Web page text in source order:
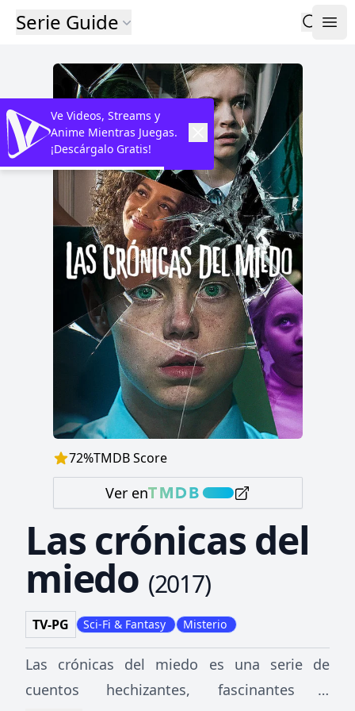
Serie Guide
72%TMDB Score
Ver en
Las crónicas del
miedo (2017)
TV-PG Sci-Fi & Fantasy Misterio
Las crónicas del miedo es una serie de
cuentos hechizantes, fascinantes e
Ve Videos, Streams y
Anime Mientras Juegas.
¡Descárgalo Gratis!